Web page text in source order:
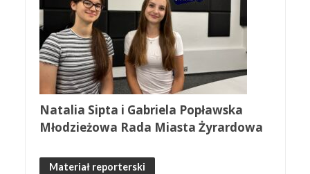
Natalia Sipta i Gabriela Popławska
Młodzieżowa Rada Miasta Żyrardowa
Materiał reporterski